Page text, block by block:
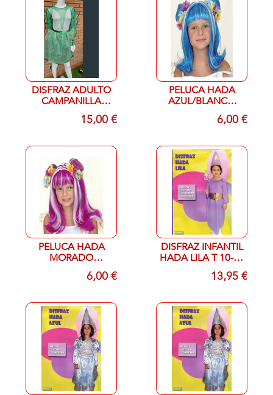
DISFRAZ ADULTO
CAMPANILLA
GREEN FAIRY
SURTIDA EN TALLA
15,00 €
PELUCA HADA
AZUL/BLANCO
INFANTIL6,00 €
PELUCA HADA
MORADO
/BLANCO
INFANTIL6,00 €
DISFRAZ INFANTIL
HADA LILA T 10-12
13,95 €